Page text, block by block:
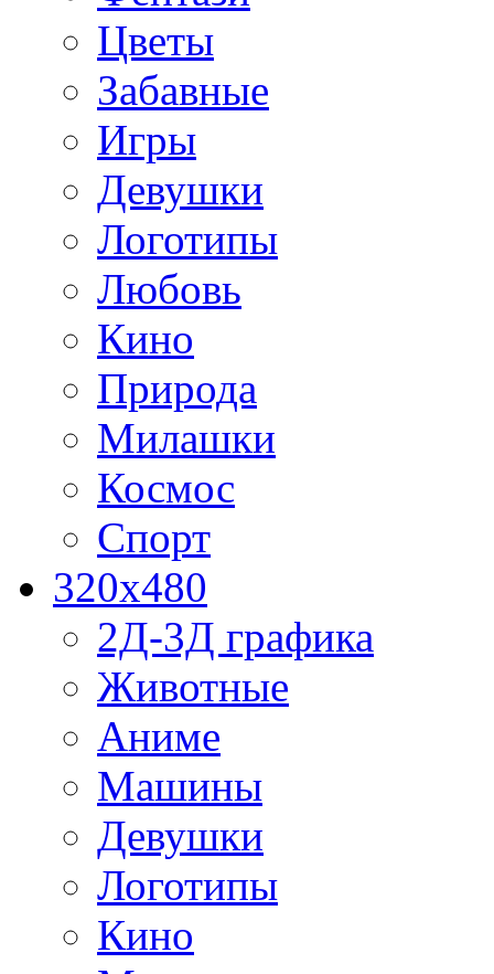
Цветы
Забавные
Игры
Девушки
Логотипы
Любовь
Кино
Природа
Милашки
Космос
Спорт
320x480
2Д-3Д графика
Животные
Аниме
Машины
Девушки
Логотипы
Кино